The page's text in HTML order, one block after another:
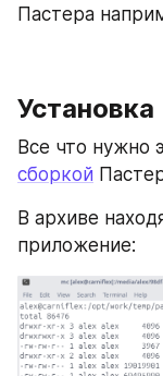
Пастера
Установка
Все что нужно
сборкой
В архиве
приложение: